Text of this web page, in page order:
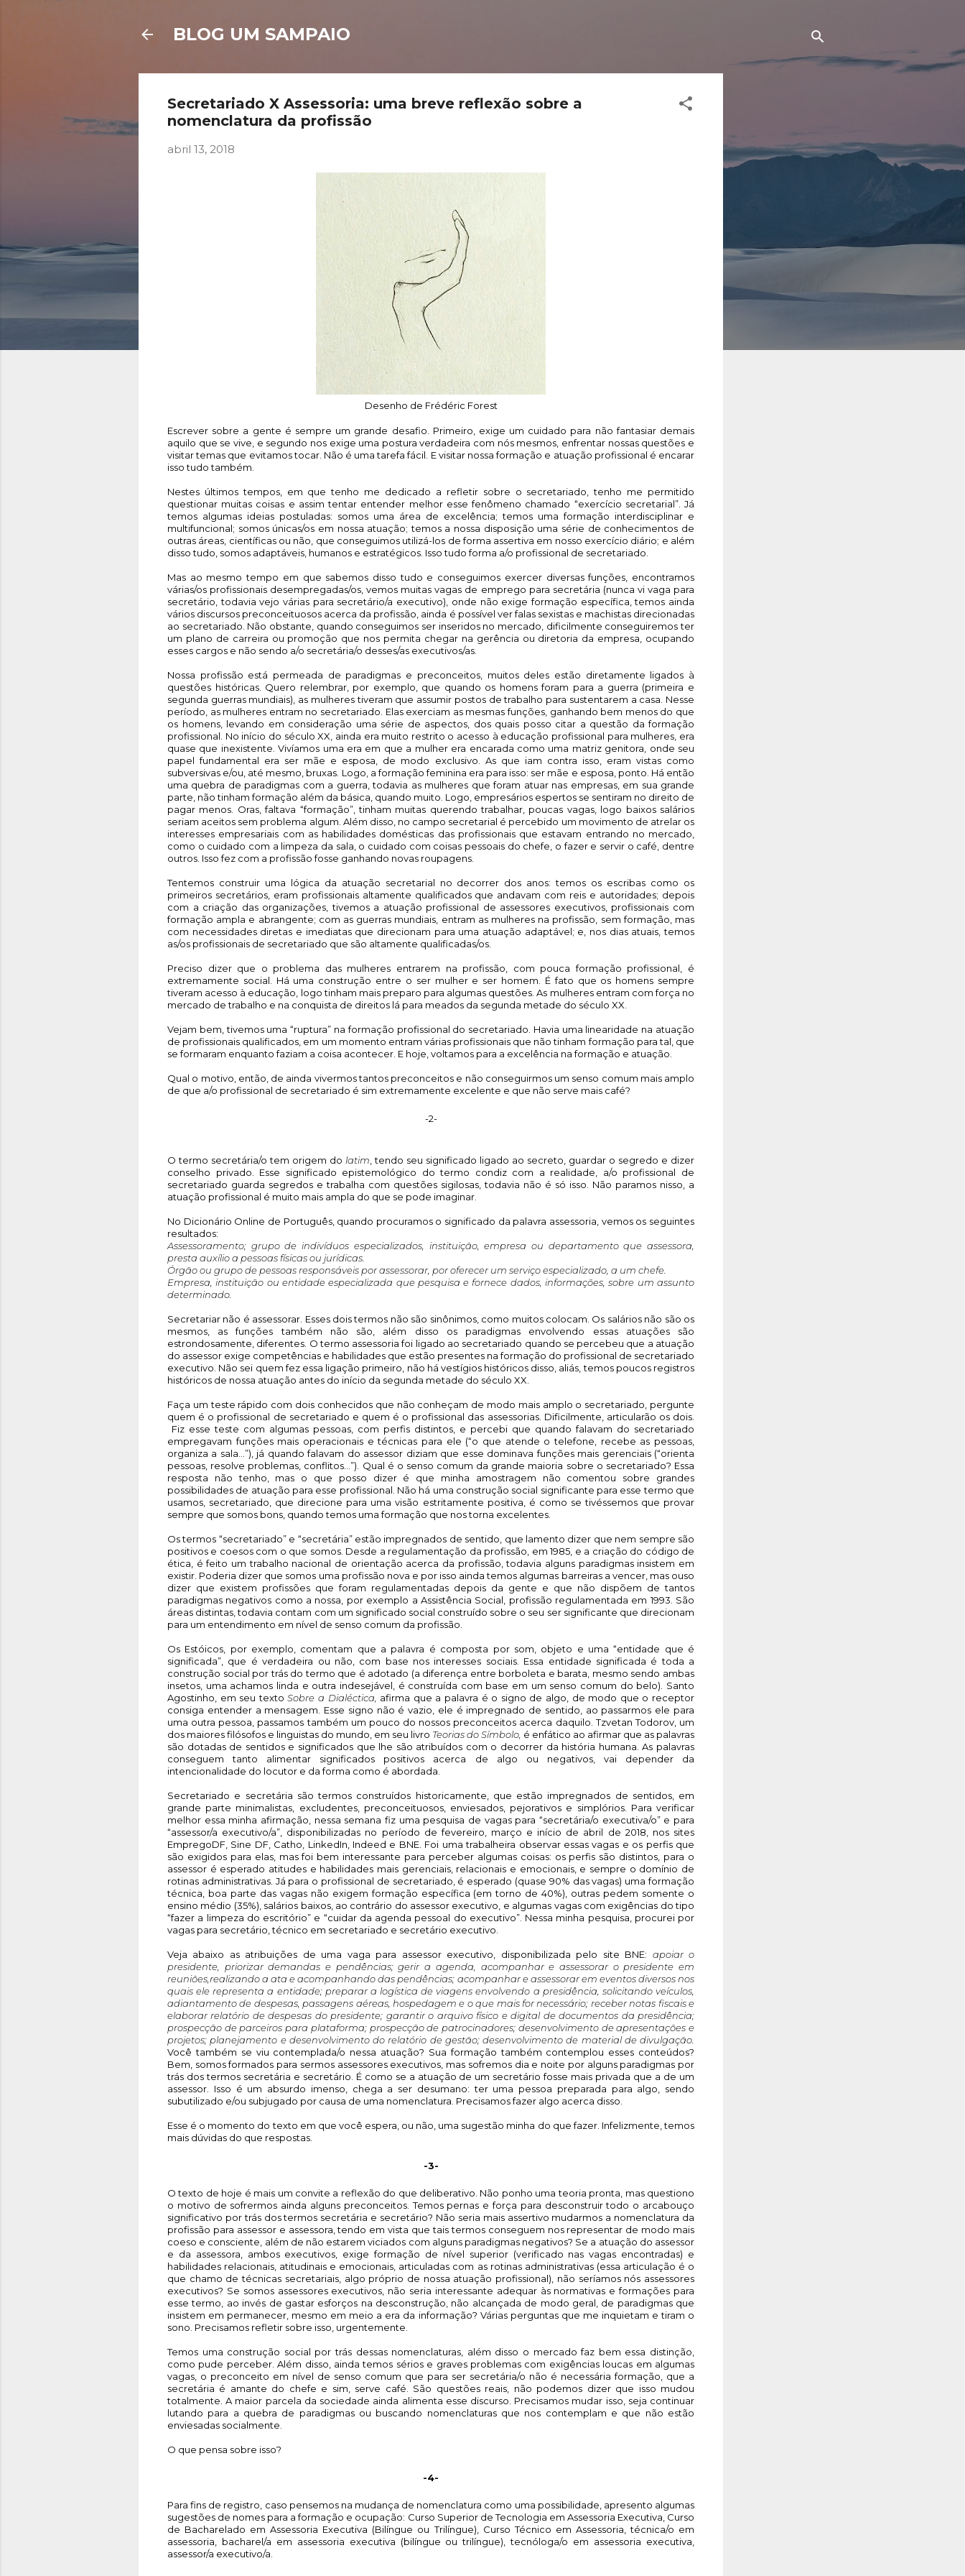
BLOG UM SAMPAIO
Secretariado X Assessoria: uma breve reflexão sobre a
nomenclatura da profissão
abril 13, 2018
Desenho de Frédéric Forest
Escrever sobre a gente é sempre um grande desafio. Primeiro, exige um cuidado para não fantasiar demais
aquilo que se vive, e segundo nos exige uma postura verdadeira com nós mesmos, enfrentar nossas questões e
visitar temas que evitamos tocar. Não é uma tarefa fácil. E visitar nossa formação e atuação profissional é encarar
isso tudo também.
Nestes últimos tempos, em que tenho me dedicado a refletir sobre o secretariado, tenho me permitido
questionar muitas coisas e assim tentar entender melhor esse fenômeno chamado “exercício secretarial”. Já
temos algumas ideias postuladas: somos uma área de excelência; temos uma formação interdisciplinar e
multifuncional; somos únicas/os em nossa atuação; temos a nossa disposição uma série de conhecimentos de
outras áreas, científicas ou não, que conseguimos utilizá-los de forma assertiva em nosso exercício diário; e além
disso tudo, somos adaptáveis, humanos e estratégicos. Isso tudo forma a/o profissional de secretariado.
Mas ao mesmo tempo em que sabemos disso tudo e conseguimos exercer diversas funções, encontramos
várias/os profissionais desempregadas/os, vemos muitas vagas de emprego para secretária (nunca vi vaga para
secretário, todavia vejo várias para secretário/a executivo), onde não exige formação específica, temos ainda
vários discursos preconceituosos acerca da profissão, ainda é possível ver falas sexistas e machistas direcionadas
ao secretariado. Não obstante, quando conseguimos ser inseridos no mercado, dificilmente conseguiremos ter
um plano de carreira ou promoção que nos permita chegar na gerência ou diretoria da empresa, ocupando
esses cargos e não sendo a/o secretária/o desses/as executivos/as.
Nossa profissão está permeada de paradigmas e preconceitos, muitos deles estão diretamente ligados à
questões históricas. Quero relembrar, por exemplo, que quando os homens foram para a guerra (primeira e
segunda guerras mundiais), as mulheres tiveram que assumir postos de trabalho para sustentarem a casa. Nesse
período, as mulheres entram no secretariado. Elas exerciam as mesmas funções, ganhando bem menos do que
os homens, levando em consideração uma série de aspectos, dos quais posso citar a questão da formação
profissional. No início do século XX, ainda era muito restrito o acesso à educação profissional para mulheres, era
quase que inexistente. Vivíamos uma era em que a mulher era encarada como uma matriz genitora, onde seu
papel fundamental era ser mãe e esposa, de modo exclusivo. As que iam contra isso, eram vistas como
subversivas e/ou, até mesmo, bruxas. Logo, a formação feminina era para isso: ser mãe e esposa, ponto. Há então
uma quebra de paradigmas com a guerra, todavia as mulheres que foram atuar nas empresas, em sua grande
parte, não tinham formação além da básica, quando muito. Logo, empresários espertos se sentiram no direito de
pagar menos. Oras, faltava “formação”, tinham muitas querendo trabalhar, poucas vagas, logo baixos salários
seriam aceitos sem problema algum. Além disso, no campo secretarial é percebido um movimento de atrelar os
interesses empresariais com as habilidades domésticas das profissionais que estavam entrando no mercado,
como o cuidado com a limpeza da sala, o cuidado com coisas pessoais do chefe, o fazer e servir o café, dentre
outros. Isso fez com a profissão fosse ganhando novas roupagens.
Tentemos construir uma lógica da atuação secretarial no decorrer dos anos: temos os escribas como os
primeiros secretários, eram profissionais altamente qualificados que andavam com reis e autoridades; depois
com a criação das organizações, tivemos a atuação profissional de assessores executivos, profissionais com
formação ampla e abrangente; com as guerras mundiais, entram as mulheres na profissão, sem formação, mas
com necessidades diretas e imediatas que direcionam para uma atuação adaptável; e, nos dias atuais, temos
as/os profissionais de secretariado que são altamente qualificadas/os.
Preciso dizer que o problema das mulheres entrarem na profissão, com pouca formação profissional, é
extremamente social. Há uma construção entre o ser mulher e ser homem. É fato que os homens sempre
tiveram acesso à educação, logo tinham mais preparo para algumas questões. As mulheres entram com força no
mercado de trabalho e na conquista de direitos lá para meados da segunda metade do século XX.
Vejam bem, tivemos uma “ruptura” na formação profissional do secretariado. Havia uma linearidade na atuação
de profissionais qualificados, em um momento entram várias profissionais que não tinham formação para tal, que
se formaram enquanto faziam a coisa acontecer. E hoje, voltamos para a excelência na formação e atuação.
Qual o motivo, então, de ainda vivermos tantos preconceitos e não conseguirmos um senso comum mais amplo
de que a/o profissional de secretariado é sim extremamente excelente e que não serve mais café?
-2-
O termo secretária/o tem origem do latim , tendo seu significado ligado ao secreto, guardar o segredo e dizer
conselho privado. Esse significado epistemológico do termo condiz com a realidade, a/o profissional de
secretariado guarda segredos e trabalha com questões sigilosas, todavia não é só isso. Não paramos nisso, a
atuação profissional é muito mais ampla do que se pode imaginar.
No Dicionário Online de Português, quando procuramos o significado da palavra assessoria, vemos os seguintes
resultados:
Assessoramento; grupo de indivíduos especializados, instituição, empresa ou departamento que assessora,
presta auxílio a pessoas físicas ou jurídicas.
Órgão ou grupo de pessoas responsáveis por assessorar, por oferecer um serviço especializado, a um chefe.
Empresa, instituição ou entidade especializada que pesquisa e fornece dados, informações, sobre um assunto
determinado.
Secretariar não é assessorar. Esses dois termos não são sinônimos, como muitos colocam. Os salários não são os
mesmos, as funções também não são, além disso os paradigmas envolvendo essas atuações são
estrondosamente, diferentes. O termo assessoria foi ligado ao secretariado quando se percebeu que a atuação
do assessor exige competências e habilidades que estão presentes na formação do profissional de secretariado
executivo. Não sei quem fez essa ligação primeiro, não há vestígios históricos disso, aliás, temos poucos registros
históricos de nossa atuação antes do início da segunda metade do século XX.
Faça um teste rápido com dois conhecidos que não conheçam de modo mais amplo o secretariado, pergunte
quem é o profissional de secretariado e quem é o profissional das assessorias. Dificilmente, articularão os dois.
Fiz esse teste com algumas pessoas, com perfis distintos, e percebi que quando falavam do secretariado
empregavam funções mais operacionais e técnicas para ele (“o que atende o telefone, recebe as pessoas,
organiza a sala…”), já quando falavam do assessor diziam que esse dominava funções mais gerenciais (“orienta
pessoas, resolve problemas, conflitos…”). Qual é o senso comum da grande maioria sobre o secretariado? Essa
resposta não tenho, mas o que posso dizer é que minha amostragem não comentou sobre grandes
possibilidades de atuação para esse profissional. Não há uma construção social significante para esse termo que
usamos, secretariado, que direcione para uma visão estritamente positiva, é como se tivéssemos que provar
sempre que somos bons, quando temos uma formação que nos torna excelentes.
Os termos “secretariado” e “secretária” estão impregnados de sentido, que lamento dizer que nem sempre são
positivos e coesos com o que somos. Desde a regulamentação da profissão, em 1985, e a criação do código de
ética, é feito um trabalho nacional de orientação acerca da profissão, todavia alguns paradigmas insistem em
existir. Poderia dizer que somos uma profissão nova e por isso ainda temos algumas barreiras a vencer, mas ouso
dizer que existem profissões que foram regulamentadas depois da gente e que não dispõem de tantos
paradigmas negativos como a nossa, por exemplo a Assistência Social, profissão regulamentada em 1993. São
áreas distintas, todavia contam com um significado social construído sobre o seu ser significante que direcionam
para um entendimento em nível de senso comum da profissão.
Os Estóicos, por exemplo, comentam que a palavra é composta por som, objeto e uma “entidade que é
significada”, que é verdadeira ou não, com base nos interesses sociais. Essa entidade significada é toda a
construção social por trás do termo que é adotado (a diferença entre borboleta e barata, mesmo sendo ambas
insetos, uma achamos linda e outra indesejável, é construída com base em um senso comum do belo). Santo
Agostinho, em seu texto Sobre a Dialéctica, afirma que a palavra é o signo de algo, de modo que o receptor
consiga entender a mensagem. Esse signo não é vazio, ele é impregnado de sentido, ao passarmos ele para
uma outra pessoa, passamos também um pouco do nossos preconceitos acerca daquilo. Tzvetan Todorov, um
dos maiores filósofos e linguistas do mundo, em seu livro Teorias do Símbolo, é enfático ao afirmar que as palavras
são dotadas de sentidos e significados que lhe são atribuídos com o decorrer da história humana. As palavras
conseguem tanto alimentar significados positivos acerca de algo ou negativos, vai depender da
intencionalidade do locutor e da forma como é abordada.
Secretariado e secretária são termos construídos historicamente, que estão impregnados de sentidos, em
grande parte minimalistas, excludentes, preconceituosos, enviesados, pejorativos e simplórios. Para verificar
melhor essa minha afirmação, nessa semana fiz uma pesquisa de vagas para “secretária/o executiva/o” e para
“assessor/a executivo/a”, disponibilizadas no período de fevereiro, março e início de abril de 2018, nos sites
EmpregoDF, Sine DF, Catho, LinkedIn, Indeed e BNE. Foi uma trabalheira observar essas vagas e os perfis que
são exigidos para elas, mas foi bem interessante para perceber algumas coisas: os perfis são distintos, para o
assessor é esperado atitudes e habilidades mais gerenciais, relacionais e emocionais, e sempre o domínio de
rotinas administrativas. Já para o profissional de secretariado, é esperado (quase 90% das vagas) uma formação
técnica, boa parte das vagas não exigem formação específica (em torno de 40%), outras pedem somente o
ensino médio (35%), salários baixos, ao contrário do assessor executivo, e algumas vagas com exigências do tipo
“fazer a limpeza do escritório” e “cuidar da agenda pessoal do executivo”. Nessa minha pesquisa, procurei por
vagas para secretário, técnico em secretariado e secretário executivo.
Veja abaixo as atribuições de uma vaga para assessor executivo, disponibilizada pelo site BNE: apoiar o
presidente, priorizar demandas e pendências; gerir a agenda, acompanhar e assessorar o presidente em
reuniões,realizando a ata e acompanhando das pendências; acompanhar e assessorar em eventos diversos nos
quais ele representa a entidade; preparar a logística de viagens envolvendo a presidência, solicitando veículos,
adiantamento de despesas, passagens aéreas, hospedagem e o que mais for necessário; receber notas fiscais e
elaborar relatório de despesas do presidente; garantir o arquivo físico e digital de documentos da presidência;
prospecção de parceiros para plataforma; prospecção de patrocinadores; desenvolvimento de apresentações e
Você também se viu contemplada/o nessa atuação? Sua formação também contemplou esses conteúdos?
Bem, somos formados para sermos assessores executivos, mas sofremos dia e noite por alguns paradigmas por
trás dos termos secretária e secretário. É como se a atuação de um secretário fosse mais privada que a de um
assessor. Isso é um absurdo imenso, chega a ser desumano: ter uma pessoa preparada para algo, sendo
subutilizado e/ou subjugado por causa de uma nomenclatura. Precisamos fazer algo acerca disso.
Esse é o momento do texto em que você espera, ou não, uma sugestão minha do que fazer. Infelizmente, temos
mais dúvidas do que respostas.
-3-
O texto de hoje é mais um convite a reflexão do que deliberativo. Não ponho uma teoria pronta, mas questiono
o motivo de sofrermos ainda alguns preconceitos. Temos pernas e força para desconstruir todo o arcabouço
significativo por trás dos termos secretária e secretário? Não seria mais assertivo mudarmos a nomenclatura da
profissão para assessor e assessora, tendo em vista que tais termos conseguem nos representar de modo mais
coeso e consciente, além de não estarem viciados com alguns paradigmas negativos? Se a atuação do assessor
e da assessora, ambos executivos, exige formação de nível superior (verificado nas vagas encontradas) e
habilidades relacionais, atitudinais e emocionais, articuladas com as rotinas administrativas (essa articulação é o
que chamo de técnicas secretariais, algo próprio de nossa atuação profissional), não seríamos nós assessores
executivos? Se somos assessores executivos, não seria interessante adequar às normativas e formações para
esse termo, ao invés de gastar esforços na desconstrução, não alcançada de modo geral, de paradigmas que
insistem em permanecer, mesmo em meio a era da informação? Várias perguntas que me inquietam e tiram o
sono. Precisamos refletir sobre isso, urgentemente.
Temos uma construção social por trás dessas nomenclaturas, além disso o mercado faz bem essa distinção,
como pude perceber. Além disso, ainda temos sérios e graves problemas com exigências loucas em algumas
vagas, o preconceito em nível de senso comum que para ser secretária/o não é necessária formação, que a
secretária é amante do chefe e sim, serve café. São questões reais, não podemos dizer que isso mudou
totalmente. A maior parcela da sociedade ainda alimenta esse discurso. Precisamos mudar isso, seja continuar
lutando para a quebra de paradigmas ou buscando nomenclaturas que nos contemplam e que não estão
enviesadas socialmente.
O que pensa sobre isso?
-4-
Para fins de registro, caso pensemos na mudança de nomenclatura como uma possibilidade, apresento algumas
sugestões de nomes para a formação e ocupação: Curso Superior de Tecnologia em Assessoria Executiva, Curso
de Bacharelado em Assessoria Executiva (Bilíngue ou Trilíngue), Curso Técnico em Assessoria, técnica/o em
assessoria, bacharel/a em assessoria executiva (bilíngue ou trilíngue), tecnóloga/o em assessoria executiva,
assessor/a executivo/a.